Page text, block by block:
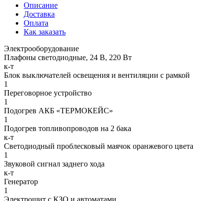
Описание
Доставка
Оплата
Как заказать
Электрооборудование
Плафоны светодиодные, 24 В, 220 Вт
к-т
Блок выключателей освещения и вентиляции с рамкой
1
Переговорное устройство
1
Подогрев АКБ «ТЕРМОКЕЙС»
1
Подогрев топливопроводов на 2 бака
к-т
Светодиодный проблесковый маячок оранжевого цвета
1
Звуковой сигнал заднего хода
к-т
Генератор
1
Электрощит с КЗО и автоматами